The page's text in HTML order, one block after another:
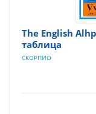
The English
таблица
СКОРПИО